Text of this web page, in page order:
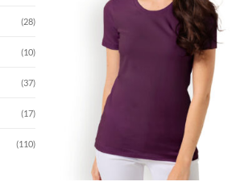
(28)
(10)
(37)
(17)
(110)